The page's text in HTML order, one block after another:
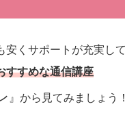
安くサポートが充実し
すすめな通信講座
』から見てみましょう！